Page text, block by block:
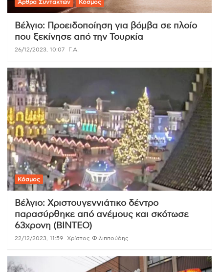
Άρθρα Συντακτών Κόσμος
Βέλγιο: Προειδοποίηση για βόμβα σε πλοίο
που ξεκίνησε από την Τουρκία
26/12/2023, 10:07 Γ.Α.
Κόσμος
Βέλγιο: Χριστουγεννιάτικο δέντρο
παρασύρθηκε από ανέμους και σκότωσε
63χρονη (ΒΙΝΤΕΟ)
22/12/2023, 11:59 Χρίστος Φιλιππούδης